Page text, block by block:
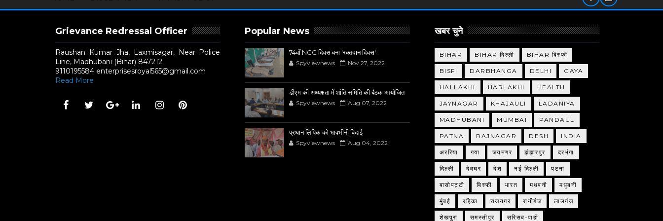
Grievance Redressal Officer
Raushan Kumar Jha, Laxmisagar, Near Police
Line, Madhubani (Bihar) 847212
9110195584 enterprisesroyal565@gmail.com
Read More
Popular News
74वाँ NCC दिवस बना 'रक्तदान दिवस'
Spyviewnews Nov 27, 2022
डीएम की अध्यक्षता में शांति समिति की बैठक आयोजित
Spyviewnews Aug 07, 2022
प्रधान लिपिक को भावभीनी विदाई
Spyviewnews Aug 04, 2022
खबर चुने
BIHAR BIHAR दिल्ली BIHAR बिस्फी
BISFI DARBHANGA DELHI GAYA
HALLAKHI HARLAKHI HEALTH
JAYNAGAR KHAJAULI LADANIYA
MADHUBANI MUMBAI PANDAUL
PATNA RAJNAGAR DESH INDIA
अररिया गया जयनगर झंझारपुर दरभंगा
दिल्ली देवघर देश नई दिल्ली पटना
बासोपट्टी बिस्फी भारत मधबनी मधुबनी
मुंबई रहिका राजनगर रानीगंज लालगंज
शेखपुरा समस्तीपुर सरिसब-पाही